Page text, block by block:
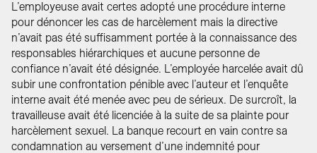
L’employeuse avait certes adopté une procédure interne
pour dénoncer les cas de harcèlement mais la directive
n’avait pas été suffisamment portée à la connaissance des
responsables hiérarchiques et aucune personne de
confiance n’avait été désignée. L’employée harcelée avait dû
subir une confrontation pénible avec l’auteur et l’enquête
interne avait été menée avec peu de sérieux. De surcroît, la
travailleuse avait été licenciée à la suite de sa plainte pour
harcèlement sexuel. La banque recourt en vain contre sa
condamnation au versement d’une indemnité pour